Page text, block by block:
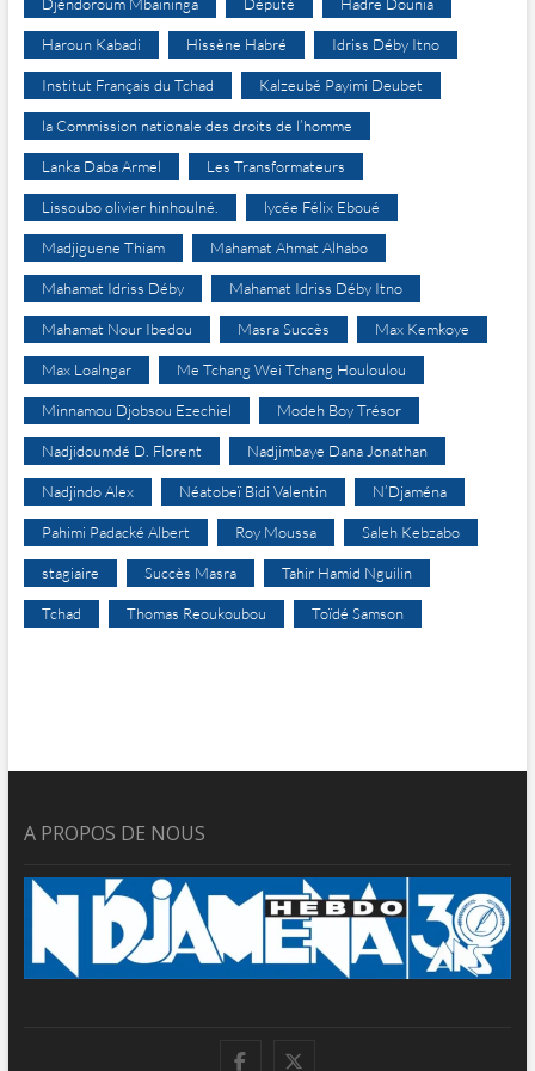
Haroun Kabadi Hissène Habré Idriss Déby Itno
Institut Français du Tchad Kalzeubé Payimi Deubet
la Commission nationale des droits de l’homme
Lanka Daba Armel Les Transformateurs
Lissoubo olivier hinhoulné. lycée Félix Eboué
Madjiguene Thiam Mahamat Ahmat Alhabo
Mahamat Idriss Déby Mahamat Idriss Déby Itno
Mahamat Nour Ibedou Masra Succès Max Kemkoye
Max Loalngar Me Tchang Wei Tchang Houloulou
Minnamou Djobsou Ezechiel Modeh Boy Trésor
Nadjidoumdé D. Florent Nadjimbaye Dana Jonathan
Nadjindo Alex Néatobeï Bidi Valentin N’Djaména
Pahimi Padacké Albert Roy Moussa Saleh Kebzabo
stagiaire Succès Masra Tahir Hamid Nguilin
Tchad Thomas Reoukoubou Toïdé Samson
A PROPOS DE NOUS
facebook